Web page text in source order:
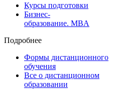
Курсы подготовки
Бизнес-
образование. MBA
Подробнее
Формы дистанционного
обучения
Все о дистанционном
образовании